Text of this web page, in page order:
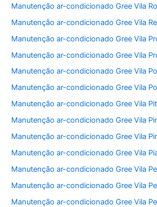
Manutenção ar-condicionado Gree Vila
Manutenção ar-condicionado Gree Vila
Manutenção ar-condicionado Gree Vila
Manutenção ar-condicionado Gree Vila
Manutenção ar-condicionado Gree Vila
Manutenção ar-condicionado Gree Vila
Manutenção ar-condicionado Gree Vila
Manutenção ar-condicionado Gree Vila
Manutenção ar-condicionado Gree Vila
Manutenção ar-condicionado Gree Vila
Manutenção ar-condicionado Gree Vila
Manutenção ar-condicionado Gree Vila
Manutenção ar-condicionado Gree Vila